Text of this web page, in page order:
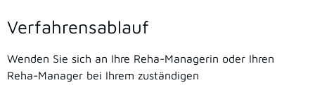
Verfahrensablauf
Wenden Sie sich an Ihre Reha-Managerin oder Ihren
Reha-Manager bei Ihrem zuständigen